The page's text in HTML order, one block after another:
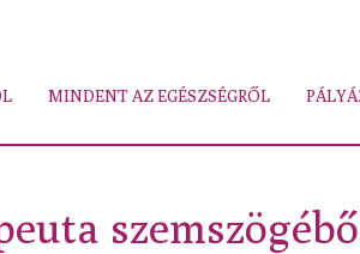
MINDENT AZ EGÉSZSÉGRŐL